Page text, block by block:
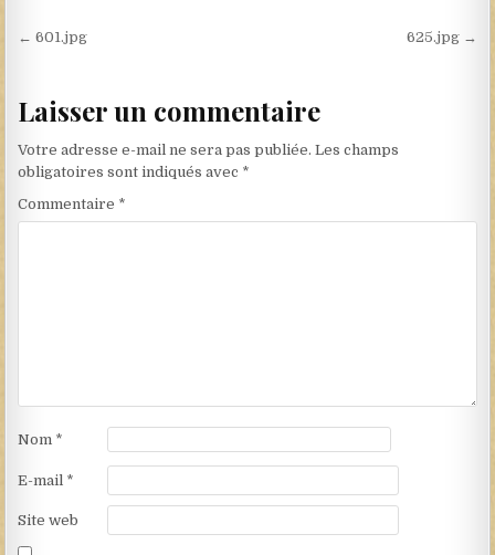
Navigation de l’article
← 601.jpg 625.jpg →
Laisser un commentaire
Votre adresse e-mail ne sera pas publiée. Les champs
obligatoires sont indiqués avec *
Commentaire *
Nom *
E-mail *
Site web